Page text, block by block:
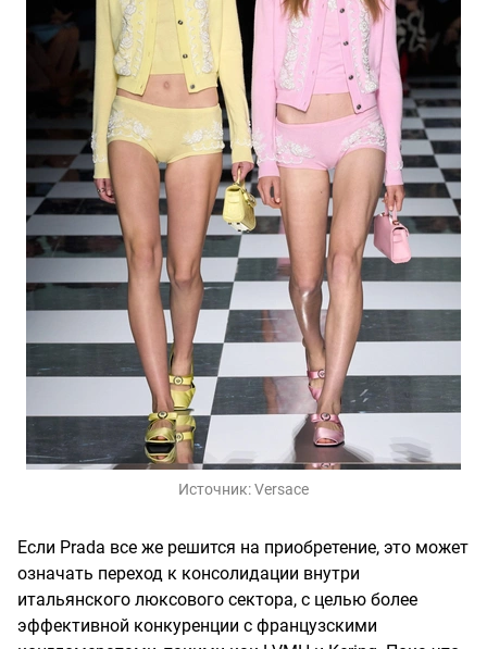
Источник:Versace
Если Prada все же решится на приобретение, это может
означать переход к консолидации внутри
итальянского люксового сектора, с целью более
эффективной конкуренции с французскими